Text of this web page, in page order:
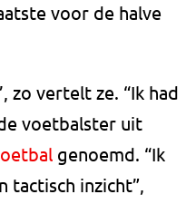
voor de halve
zo vertelt ze. “Ik had
voetbalster uit
genoemd. “Ik
tactisch inzicht”,